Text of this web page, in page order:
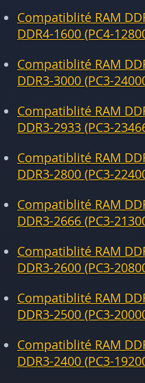
Compatiblité RAM
DDR4-1600 (PC4-
Compatiblité RAM
DDR3-3000 (PC3-
Compatiblité RAM
DDR3-2933 (PC3-
Compatiblité RAM
DDR3-2800 (PC3-
Compatiblité RAM
DDR3-2666 (PC3-
Compatiblité RAM
DDR3-2600 (PC3-
Compatiblité RAM
DDR3-2500 (PC3-
Compatiblité RAM
DDR3-2400 (PC3-